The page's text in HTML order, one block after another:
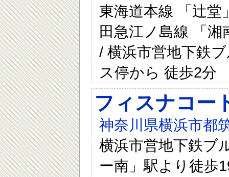
東海道本線 「辻
田急江ノ島線 「
/ 横浜市営地下鉄
ス停から 徒歩2分
フィスナコー
神奈川県横浜市都
横浜市営地下鉄ブ
ー南」駅より徒歩